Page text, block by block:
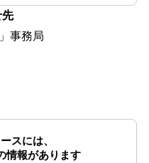
先
事務局
スには、
情報があります